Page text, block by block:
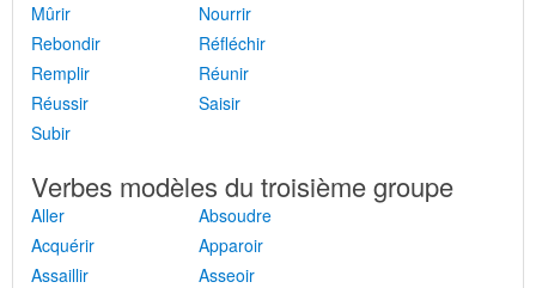
Mûrir
Nourrir
Rebondir
Réfléchir
Remplir
Réunir
Réussir
Saisir
Subir
Verbes modèles du troisième groupe
Aller
Absoudre
Acquérir
Apparoir
Assaillir
Asseoir